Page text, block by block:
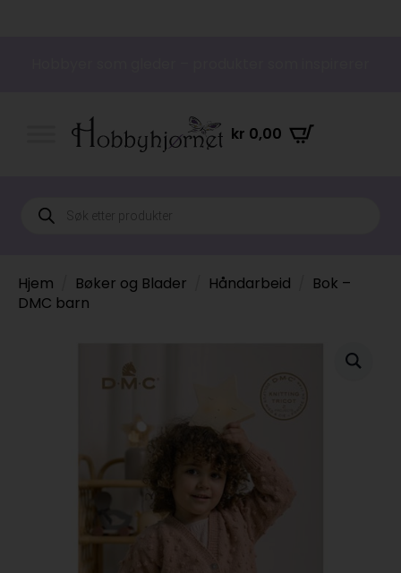
kr 0,00
Products
search
Hjem Bøker og Blader Håndarbeid
Bok –
DMC barn